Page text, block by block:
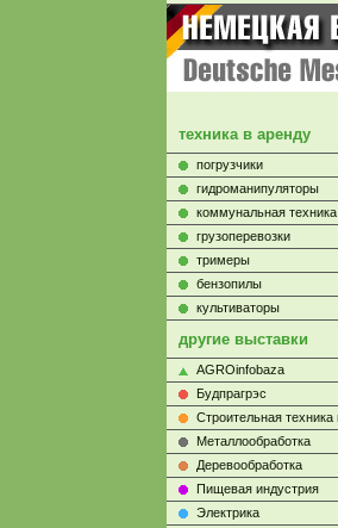
техника в аренду
погрузчики
гидроманипуляторы
коммунальная техника
грузоперевозки
тримеры
бензопилы
культиваторы
другие выставки
AGROinfobaza
Будпрагрэс
Строительная
Металлообработка
Деревообработка
Пищевая индустрия
Электрика